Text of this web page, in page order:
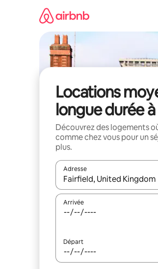
Locations
longue durée
Découvrez des logements
comme chez vous pour un
plus.
Adresse
Lorsque les résultats
Arrivée
Départ